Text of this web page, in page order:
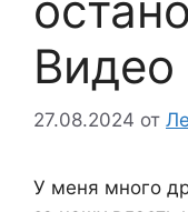
Видео
27.08.2024 от
У меня много